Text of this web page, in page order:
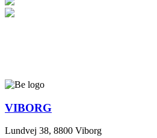
VIBORG
Lundvej 38, 8800 Viborg